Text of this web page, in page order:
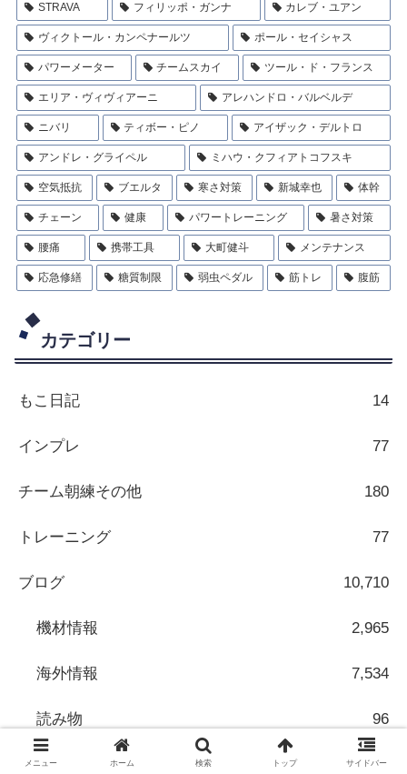
STRAVA フィリッポ・ガンナ カレブ・ユアン
ヴィクトール・カンペナールツ ポール・セイシャス
パワーメーター チームスカイ ツール・ド・フランス
エリア・ヴィヴィアーニ アレハンドロ・バルベルデ
ニバリ ティボー・ピノ アイザック・デルトロ
アンドレ・グライペル ミハウ・クフィアトコフスキ
空気抵抗 ブエルタ 寒さ対策 新城幸也 体幹
チェーン 健康 パワートレーニング 暑さ対策
腰痛 携帯工具 大町健斗 メンテナンス
応急修繕 糖質制限 弱虫ペダル 筋トレ 腹筋
カテゴリー
もこ日記 14
インプレ 77
チーム朝練その他 180
トレーニング 77
ブログ 10,710
機材情報 2,965
海外情報 7,534
読み物 96
メンテナンス 97
メニュー ホーム 検索 トップ サイドバー